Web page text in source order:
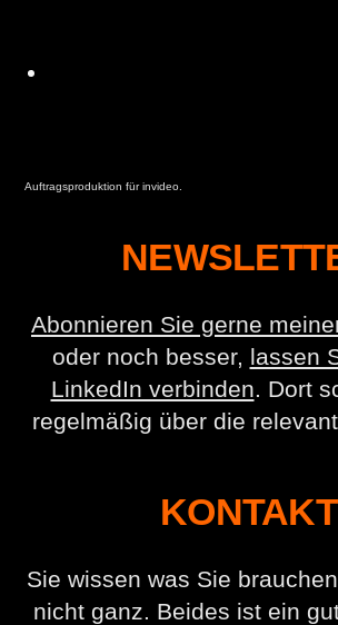
Auftragsproduktion für invideo.
Abonnieren Sie gerne
oder noch besser, lassen
LinkedIn verbinden. Dort
regelmäßig über die
KONTAKT
Sie wissen was Sie
nicht ganz. Beides ist ein